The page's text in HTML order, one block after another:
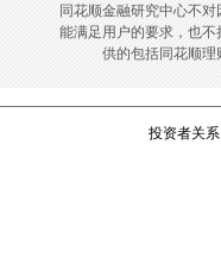
投资者关系